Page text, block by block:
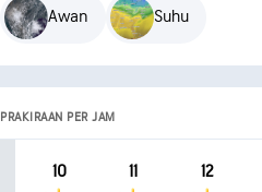
Awan Suhu
PRAKIRAAN PER JAM
10 11 12